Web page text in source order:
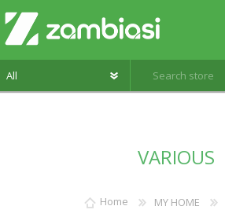
VARIOUS
Home MY HOME